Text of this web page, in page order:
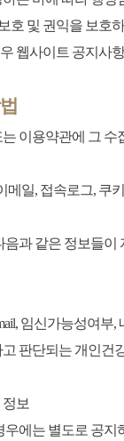
및 권익을 보호
웹사이트 공지사
이용약관에 그
일, 접속로그, 쿠
과 같은 정보들이
임신가능성여부,
판단되는 개인건
보
에는 별도로 공지